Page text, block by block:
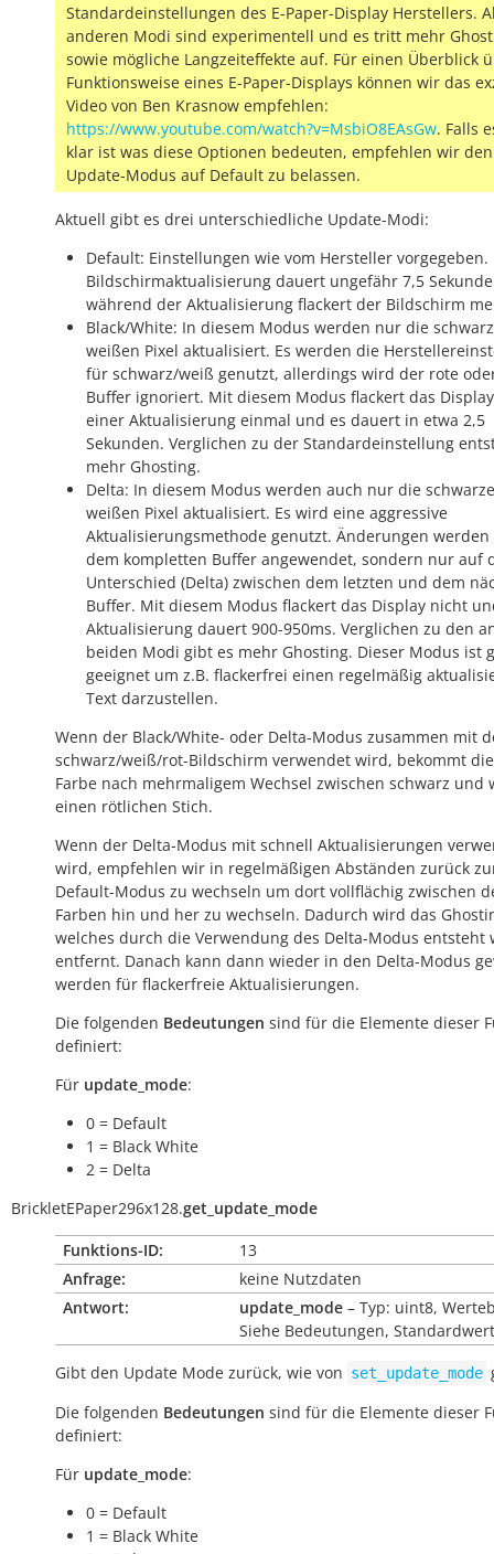
Standardeinstellungen des E-Paper-Display Herstellers.
anderen Modi sind experimentell und es tritt mehr
sowie mögliche Langzeiteffekte auf. Für einen Überblick
Funktionsweise eines E-Paper-Displays können wir das
Video von Ben Krasnow empfehlen:
https://www.youtube.com/watch?v=MsbiO8EAsGw. Falls
klar ist was diese Optionen bedeuten, empfehlen wir den
Update-Modus auf Default zu belassen.
Aktuell gibt es drei unterschiedliche Update-Modi:
Default: Einstellungen wie vom Hersteller vorgegeben.
Bildschirmaktualisierung dauert ungefähr 7,5
während der Aktualisierung flackert der Bildschirm
Black/White: In diesem Modus werden nur die
weißen Pixel aktualisiert. Es werden die
für schwarz/weiß genutzt, allerdings wird der rote
Buffer ignoriert. Mit diesem Modus flackert das
einer Aktualisierung einmal und es dauert in etwa 2,5
Sekunden. Verglichen zu der Standardeinstellung
mehr Ghosting.
Delta: In diesem Modus werden auch nur die
weißen Pixel aktualisiert. Es wird eine aggressive
Aktualisierungsmethode genutzt. Änderungen
dem kompletten Buffer angewendet, sondern nur auf
Unterschied (Delta) zwischen dem letzten und dem
Buffer. Mit diesem Modus flackert das Display nicht
Aktualisierung dauert 900-950ms. Verglichen zu den
beiden Modi gibt es mehr Ghosting. Dieser Modus ist
geeignet um z.B. flackerfrei einen regelmäßig
Text darzustellen.
Wenn der Black/White- oder Delta-Modus zusammen mit
schwarz/weiß/rot-Bildschirm verwendet wird, bekommt
Farbe nach mehrmaligem Wechsel zwischen schwarz und
einen rötlichen Stich.
Wenn der Delta-Modus mit schnell Aktualisierungen
wird, empfehlen wir in regelmäßigen Abständen zurück
Default-Modus zu wechseln um dort vollflächig zwischen
Farben hin und her zu wechseln. Dadurch wird das
welches durch die Verwendung des Delta-Modus entsteht
entfernt. Danach kann dann wieder in den Delta-Modus
werden für flackerfreie Aktualisierungen.
Die folgenden Bedeutungen sind für die Elemente dieser
definiert:
Für update_mode:
0 = Default
1 = Black White
2 = Delta
BrickletEPaper296x128.get_update_mode
Funktions-ID:
13
Anfrage:
keine Nutzdaten
Antwort:
update_mode – Typ: uint8,
Siehe Bedeutungen,
Gibt den Update Mode zurück, wie von set_update_mode
Die folgenden Bedeutungen sind für die Elemente dieser
definiert:
Für update_mode:
0 = Default
1 = Black White